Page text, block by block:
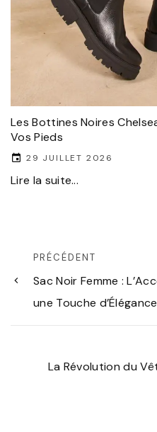
Les Bottines Noires
Vos Pieds
29 JUILLET 2026
Lire la suite...
PRÉCÉDENT
Sac Noir Femme :
une Touche d’Élégance
La Révolution du